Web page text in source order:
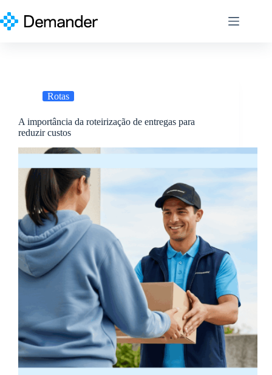
para
o
Rotas
A importância da roteirização de entregas para
reduzir custos